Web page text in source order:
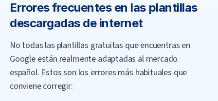
Errores frecuentes en las plantillas
descargadas de internet
No todas las plantillas gratuitas que encuentras en
Google están realmente adaptadas al mercado
español. Estos son los errores más habituales que
conviene corregir: